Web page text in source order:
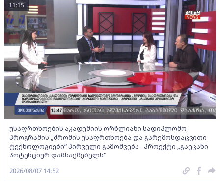
უსაფრთხოების აკადემიის ორწლიანი სადიპლომო
პროგრამის „შრომის უსაფრთხოება და გარემოსდაცვითი
ტექნოლოგიები“ პირველი გამოშვება - პროექტი „გაეცანი
პოტენციურ დამსაქმებელს“
11:15
2026/08/07 14:52